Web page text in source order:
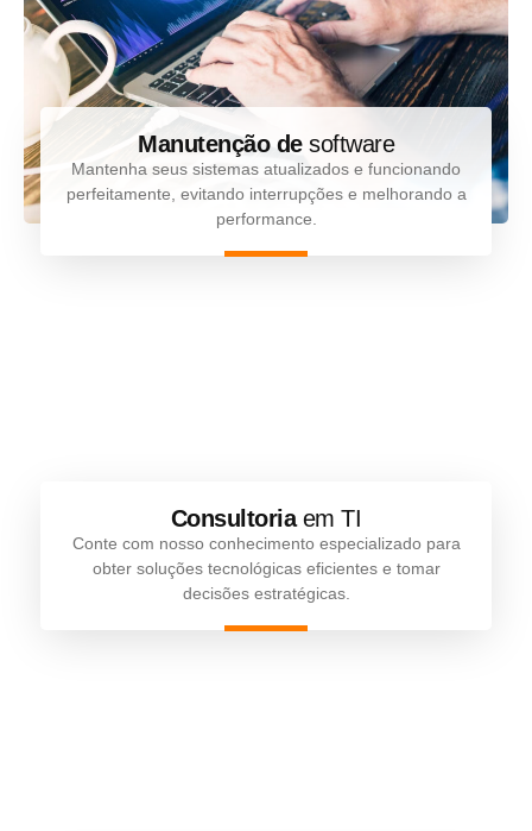
Manutenção desoftware
Mantenha seus sistemas atualizados e funcionando
perfeitamente, evitando interrupções e melhorando a
performance.
Consultoriaem TI
Conte com nosso conhecimento especializado para
obter soluções tecnológicas eficientes e tomar
decisões estratégicas.